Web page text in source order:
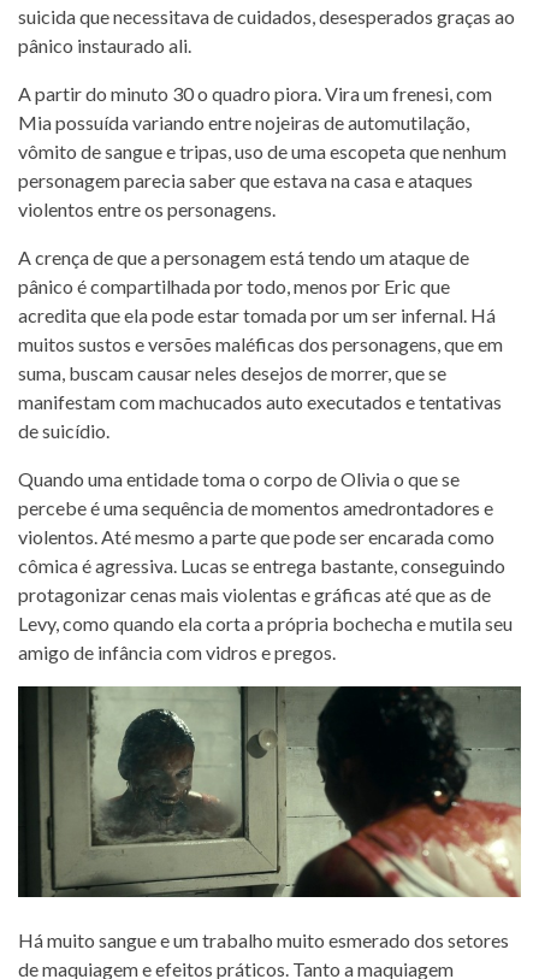
suicida que necessitava de cuidados, desesperados graças ao
pânico instaurado ali.
A partir do minuto 30 o quadro piora. Vira um frenesi, com
Mia possuída variando entre nojeiras de automutilação,
vômito de sangue e tripas, uso de uma escopeta que nenhum
personagem parecia saber que estava na casa e ataques
violentos entre os personagens.
A crença de que a personagem está tendo um ataque de
pânico é compartilhada por todo, menos por Eric que
acredita que ela pode estar tomada por um ser infernal. Há
muitos sustos e versões maléficas dos personagens, que em
suma, buscam causar neles desejos de morrer, que se
manifestam com machucados auto executados e tentativas
de suicídio.
Quando uma entidade toma o corpo de Olivia o que se
percebe é uma sequência de momentos amedrontadores e
violentos. Até mesmo a parte que pode ser encarada como
cômica é agressiva. Lucas se entrega bastante, conseguindo
protagonizar cenas mais violentas e gráficas até que as de
Levy, como quando ela corta a própria bochecha e mutila seu
amigo de infância com vidros e pregos.
Há muito sangue e um trabalho muito esmerado dos setores
de maquiagem e efeitos práticos. Tanto a maquiagem